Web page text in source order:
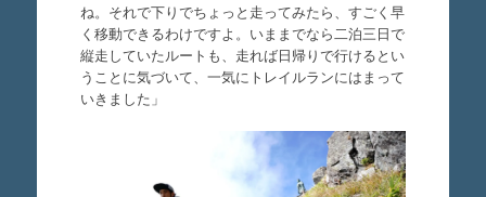
ね。それで下りでちょっと走ってみたら、すごく早
く移動できるわけですよ。いままでなら二泊三日で
縦走していたルートも、走れば日帰りで行けるとい
うことに気づいて、一気にトレイルランにはまって
いきました」